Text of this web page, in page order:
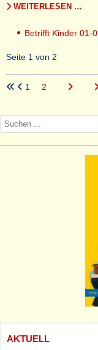
WEITERLESEN …
Betrifft Kinder 01-
Seite 1 von 2
1 2
AKTUELL